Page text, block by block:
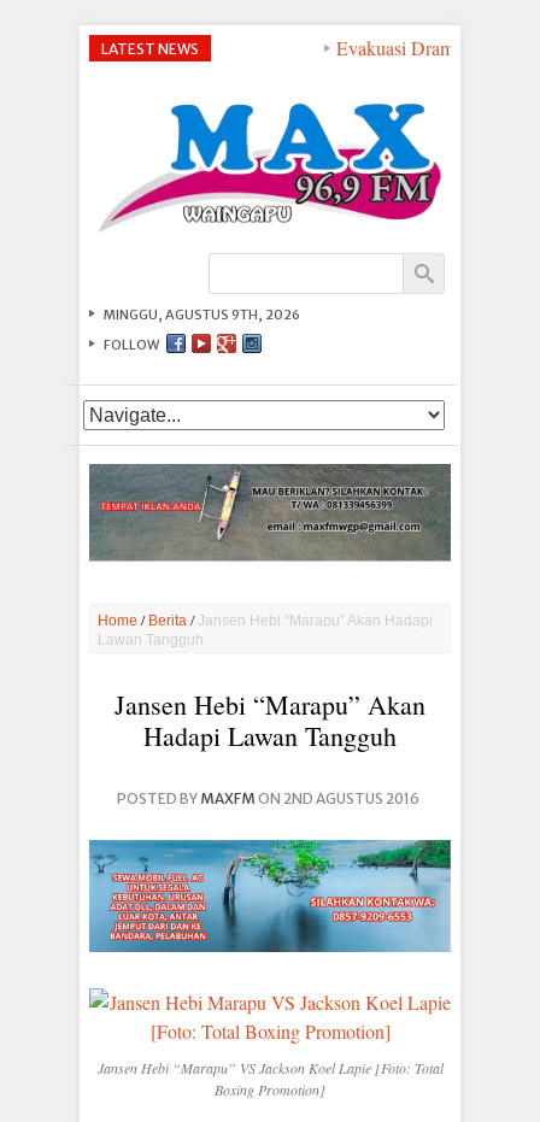
LATEST NEWS Evakuasi Dramatis di
MINGGU, AGUSTUS 9TH, 2026
FOLLOW
Home / Berita /Jansen Hebi “Marapu” Akan Hadapi
Lawan Tangguh
Jansen Hebi “Marapu” Akan
Hadapi Lawan Tangguh
POSTED BY MAXFM ON 2ND AGUSTUS 2016
Jansen Hebi “Marapu” VS Jackson Koel Lapie [Foto: Total
Boxing Promotion]